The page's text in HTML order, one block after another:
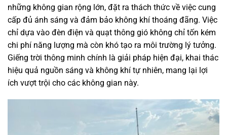
những không gian rộng lớn, đặt ra thách thức về việc cung
cấp đủ ánh sáng và đảm bảo không khí thoáng đãng. Việc
chỉ dựa vào đèn điện và quạt thông gió không chỉ tốn kém
chi phí năng lượng mà còn khó tạo ra môi trường lý tưởng.
Giếng trời thông minh chính là giải pháp hiện đại, khai thác
hiệu quả nguồn sáng và không khí tự nhiên, mang lại lợi
ích vượt trội cho các không gian này.